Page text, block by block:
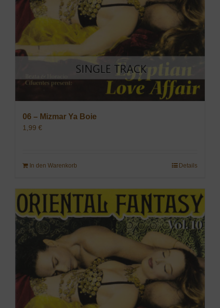
06 – Mizmar Ya Boie
1,99 €
In den Warenkorb Details